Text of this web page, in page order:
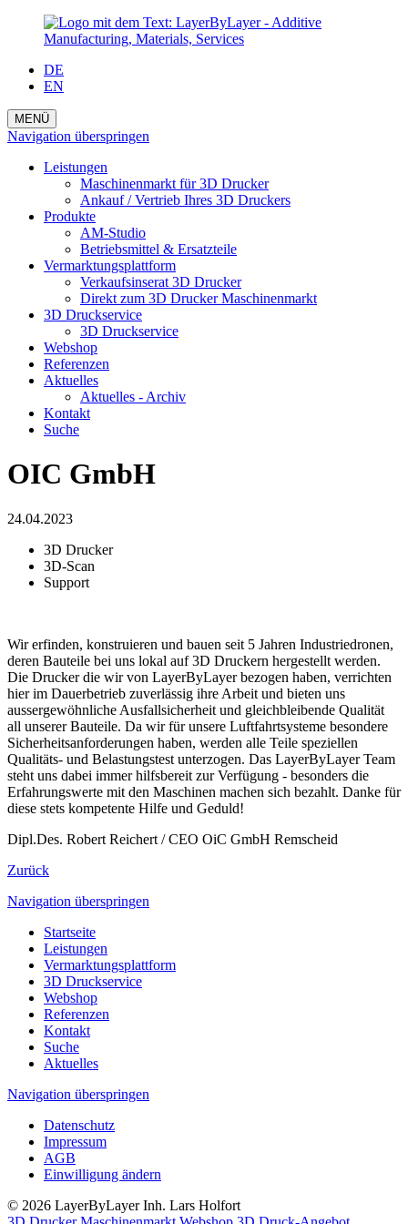
DE
EN
MENÜ
Navigation überspringen
Leistungen
Maschinenmarkt für 3D Drucker
Ankauf / Vertrieb Ihres 3D Druckers
Produkte
AM-Studio
Betriebsmittel & Ersatzteile
Vermarktungsplattform
Verkaufsinserat 3D Drucker
Direkt zum 3D Drucker Maschinenmarkt
3D Druckservice
3D Druckservice
Webshop
Referenzen
Aktuelles
Aktuelles - Archiv
Kontakt
Suche
OIC GmbH
24.04.2023
3D Drucker
3D-Scan
Support
Wir erfinden, konstruieren und bauen seit 5 Jahren Industriedronen,
deren Bauteile bei uns lokal auf 3D Druckern hergestellt werden.
Die Drucker die wir von LayerByLayer bezogen haben, verrichten
hier im Dauerbetrieb zuverlässig ihre Arbeit und bieten uns
aussergewöhnliche Ausfallsicherheit und gleichbleibende Qualität
all unserer Bauteile. Da wir für unsere Luftfahrtsysteme besondere
Sicherheitsanforderungen haben, werden alle Teile speziellen
Qualitäts- und Belastungstest unterzogen. Das LayerByLayer Team
steht uns dabei immer hilfsbereit zur Verfügung - besonders die
Erfahrungswerte mit den Maschinen machen sich bezahlt. Danke für
diese stets kompetente Hilfe und Geduld!
Dipl.Des. Robert Reichert / CEO OiC GmbH Remscheid
Zurück
Navigation überspringen
Startseite
Leistungen
Vermarktungsplattform
3D Druckservice
Webshop
Referenzen
Kontakt
Suche
Aktuelles
Navigation überspringen
Datenschutz
Impressum
AGB
Einwilligung ändern
© 2026 LayerByLayer Inh. Lars Holfort